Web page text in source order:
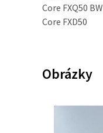
Core FXQ50 BW
Core FXD50
Obrázky